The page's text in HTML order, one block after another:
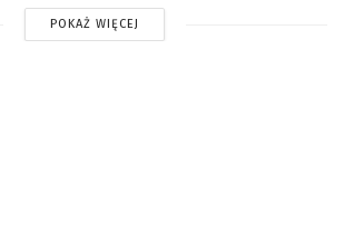
POKAŻ WIĘCEJ